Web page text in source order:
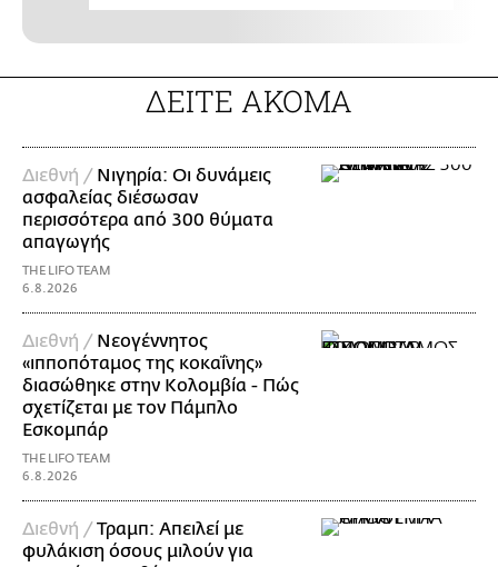
ΔΕΙΤΕ ΑΚΟΜΑ
Διεθνή / Νιγηρία: Οι δυνάμεις
ασφαλείας διέσωσαν
περισσότερα από 300 θύματα
απαγωγής
THE LIFO TEAM
6.8.2026
Διεθνή / Νεογέννητος
«ιπποπόταμος της κοκαΐνης»
διασώθηκε στην Κολομβία - Πώς
σχετίζεται με τον Πάμπλο
Εσκομπάρ
THE LIFO TEAM
6.8.2026
Διεθνή /Τραμπ: Απειλεί με
φυλάκιση όσους μιλούν για